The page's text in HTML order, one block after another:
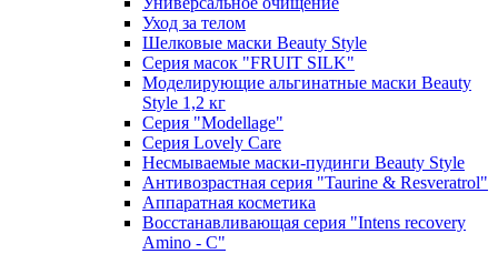
Уход за телом
Шелковые маски Beauty Style
Серия масок "FRUIT SILK"
Моделирующие альгинатные маски Beauty
Style 1,2 кг
Серия "Modellage"
Cерия Lovely Care
Несмываемые маски-пудинги Beauty Style
Антивозрастная серия "Taurine & Resveratrol"
Аппаратная косметика
Восстанавливающая серия "Intens recovery
Amino - C"